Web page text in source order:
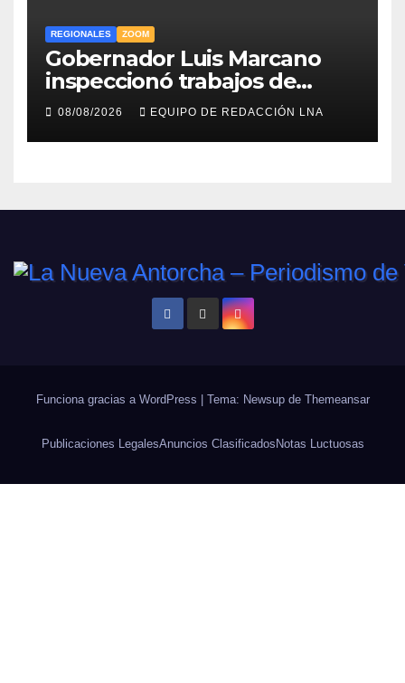
REGIONALES ZOOM
Gobernador Luis Marcano
inspeccionó trabajos de
rehabilitación en al Av.
Intercomunal
08/08/2026 EQUIPO DE REDACCIÓN LNA
Funciona gracias a WordPress Tema: Newsup de Themeansar
Publicaciones LegalesAnuncios ClasificadosNotas Luctuosas